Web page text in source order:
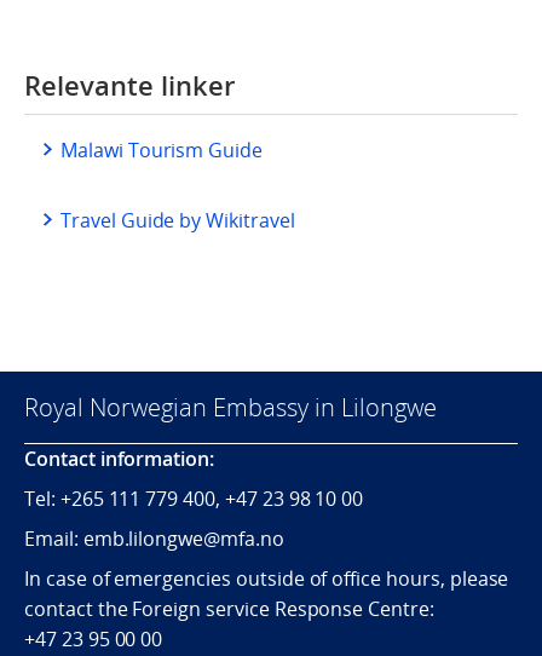
Relevante linker
Malawi Tourism Guide
Travel Guide by Wikitravel
Royal Norwegian Embassy in Lilongwe
Contact information:
Tel: +265 111 779 400, +47 23 98 10 00
Email: emb.lilongwe@mfa.no
In case of emergencies outside of office hours, please
contact the Foreign service Response Centre:
+47 23 95 00 00